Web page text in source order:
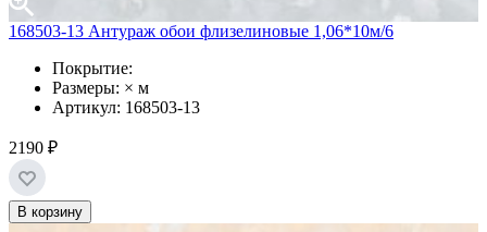
168503-13 Антураж обои флизелиновые 1,06*10м/6
Покрытие:
Размеры: × м
Артикул: 168503-13
2190 ₽
В корзину